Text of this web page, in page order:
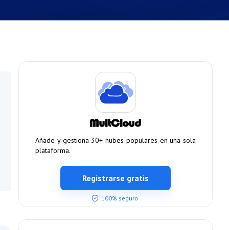
Añade y gestiona 30+ nubes populares en una sola
plataforma.
Registrarse gratis
100% seguro